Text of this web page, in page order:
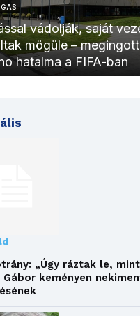
vádolják, saját
mögüle –
hatalma a FIFA-ban
„Úgy ráztak le,
Gábor keményen